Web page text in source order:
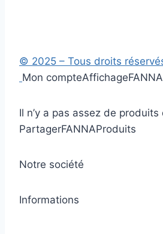
© 2025 – Tous droits
Mon compteAffichageFANNA
Il n’y a pas assez de produits
PartagerFANNAProduits
Notre société
Informations